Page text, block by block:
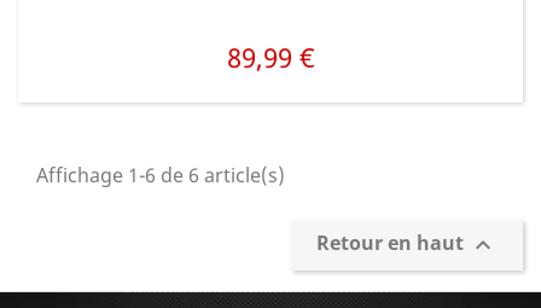
Prix
89,99 €
Affichage 1-6 de 6 article(s)
Retour en haut 